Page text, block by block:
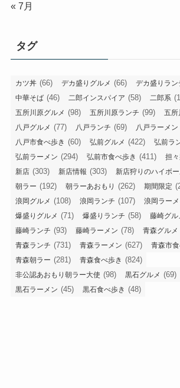
« 7月
タグ
カツ丼 (66) デカ盛りグルメ (66) デカ盛りラン
中華そば (46) 二郎インスパイア (58) 二郎系
五所川原グルメ (98) 五所川原ランチ (99) 五所
八戸グルメ (77) 八戸ランチ (69) 八戸ラーメン
八戸市食べ歩き (60) 弘前グルメ (422) 弘前ラ
弘前ラーメン (294) 弘前市食べ歩き (411) 担々
新店 (303) 新店情報 (303) 新店狩りのハイボ
朝ラー (192) 朝ラーあおもり (262) 期間限定
浪岡グルメ (108) 浪岡ランチ (107) 浪岡ラー
爆盛りグルメ (71) 爆盛りランチ (58) 藤崎グル
藤崎ランチ (93) 藤崎ラーメン (78) 青森グルメ
青森ランチ (731) 青森ラーメン (627) 青森市
青森朝ラー (281) 青森食べ歩き (824)
非公認あおもり朝ラー大使 (98) 黒石グルメ (69)
黒石ラーメン (45) 黒石食べ歩き (48)